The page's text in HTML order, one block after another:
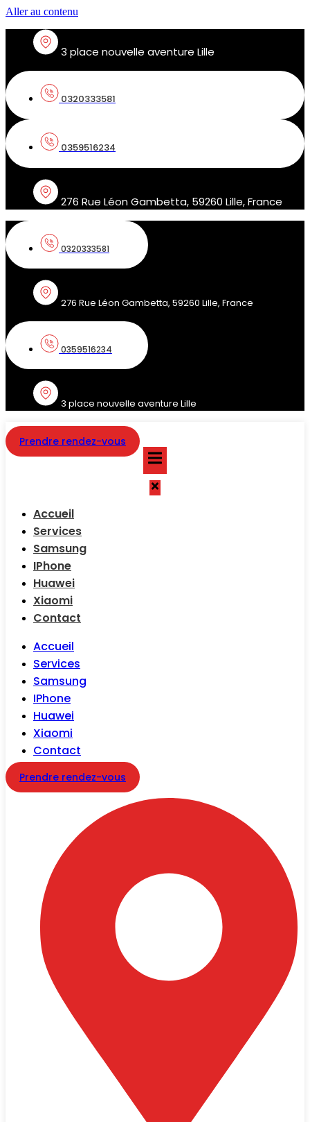
Aller au contenu
3 place nouvelle aventure Lille
0320333581
0359516234
276 Rue Léon Gambetta, 59260 Lille, France
0320333581
276 Rue Léon Gambetta, 59260 Lille, France
0359516234
3 place nouvelle aventure Lille
Prendre rendez-vous
Accueil
Services
Samsung
IPhone
Huawei
Xiaomi
Contact
Accueil
Services
Samsung
IPhone
Huawei
Xiaomi
Contact
Prendre rendez-vous